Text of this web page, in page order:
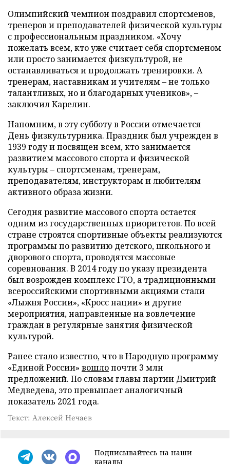
Олимпийский чемпион поздравил спортсменов,
тренеров и преподавателей физической культуры
с профессиональным праздником. «Хочу
пожелать всем, кто уже считает себя спортсменом
или просто занимается физкультурой, не
останавливаться и продолжать тренировки. А
тренерам, наставникам и учителям – не только
талантливых, но и благодарных учеников», –
заключил Карелин.
Напомним, в эту субботу в России отмечается
День физкультурника. Праздник был учрежден в
1939 году и посвящен всем, кто занимается
развитием массового спорта и физической
культуры – спортсменам, тренерам,
преподавателям, инструкторам и любителям
активного образа жизни.
Сегодня развитие массового спорта остается
одним из государственных приоритетов. По всей
стране строятся спортивные объекты реализуются
программы по развитию детского, школьного и
дворового спорта, проводятся массовые
соревнования. В 2014 году по указу президента
был возрожден комплекс ГТО, а традиционными
всероссийскими спортивными акциями стали
«Лыжня России», «Кросс нации» и другие
мероприятия, направленные на вовлечение
граждан в регулярные занятия физической
культурой.
Ранее стало известно, что в Народную программу
«Единой России» вошлопочти 3 млн
предложений. По словам главы партии Дмитрий
Медведева, это превышает аналогичный
показатель 2021 года.
Текст: Алексей Нечаев
Подписывайтесь на наши
каналы